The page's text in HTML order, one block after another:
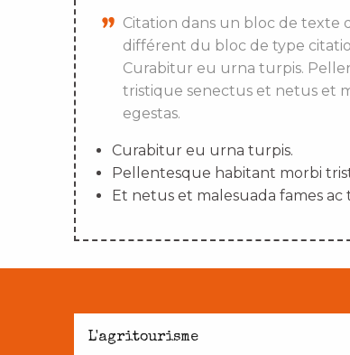
Citation dans un bloc de texte
différent du bloc de type
Curabitur eu urna turpis.
tristique senectus et netus et
egestas.
Curabitur eu urna turpis.
Pellentesque habitant morbi
Et netus et malesuada fames ac
L'agritourisme